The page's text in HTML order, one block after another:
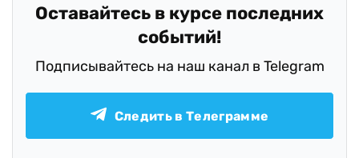
Оставайтесь в курсе последних
событий!
Подписывайтесь на наш канал в Telegram
Следить в Телеграмме